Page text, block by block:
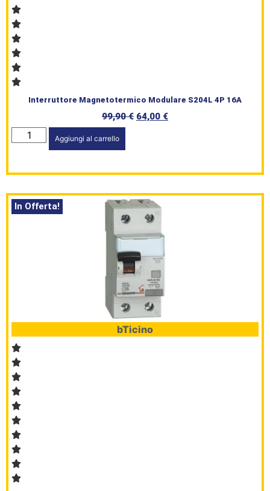
Interruttore Magnetotermico Modulare S204L 4P 16A
99,90€ 64,00 €
Aggiungi al carrello
In Offerta!
bTicino